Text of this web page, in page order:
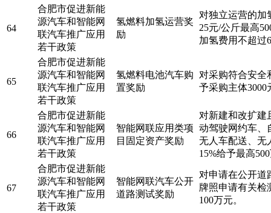
64
合肥市促进新能
源汽车和智能网
联汽车推广应用
若干政策
氢燃料加氢运营奖
励
对独立运营的加
25元/公斤最高
加氢费用不超过
65
合肥市促进新能
源汽车和智能网
联汽车推广应用
若干政策
氢燃料电池汽车购
置奖励
对采购符合安全
予采购主体
66
合肥市促进新能
源汽车和智能网
联汽车推广应用
若干政策
智能网联应用类项
目固定资产奖励
对新建和改扩建
动驾驶网约车、
无人车配送、无
15%给予最高
67
合肥市促进新能
源汽车和智能网
联汽车推广应用
若干政策
智能网联汽车公开
道路测试奖励
对申请在公开道
牌照申请有关检
100万元。